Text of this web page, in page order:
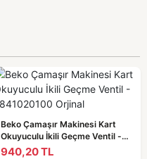
Beko Çamaşır Makinesi Kart
Okuyuculu İkili Geçme Ventil -
2841020100 Orjinal
940,20 TL